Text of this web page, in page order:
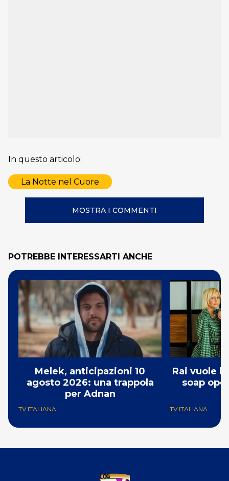
In questo articolo:
La Notte nel Cuore
MOSTRA I COMMENTI
POTREBBE INTERESSARTI ANCHE
Melek, anticipazioni 10
agosto 2026: una trappola
per Adnan
TV ITALIANA
Rai vuole
soap
TV ITALIANA